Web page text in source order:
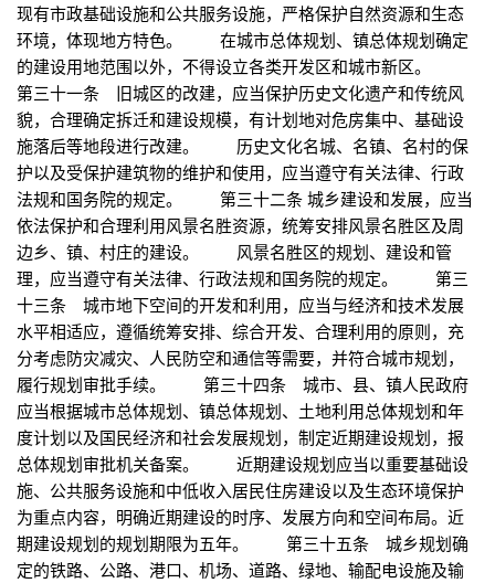
现有市政基础设施和公共服务设施，严格保护自然资源和生态
环境，体现地方特色。 在城市总体规划、镇总体规划确定
的建设用地范围以外，不得设立各类开发区和城市新区。
第三十一条 旧城区的改建，应当保护历史文化遗产和传统风
貌，合理确定拆迁和建设规模，有计划地对危房集中、基础设
施落后等地段进行改建。 历史文化名城、名镇、名村的保
护以及受保护建筑物的维护和使用，应当遵守有关法律、行政
法规和国务院的规定。 第三十二条 城乡建设和发展，应当
依法保护和合理利用风景名胜资源，统筹安排风景名胜区及周
边乡、镇、村庄的建设。 风景名胜区的规划、建设和管
理，应当遵守有关法律、行政法规和国务院的规定。 第三
十三条 城市地下空间的开发和利用，应当与经济和技术发展
水平相适应，遵循统筹安排、综合开发、合理利用的原则，充
分考虑防灾减灾、人民防空和通信等需要，并符合城市规划，
履行规划审批手续。 第三十四条 城市、县、镇人民政府
应当根据城市总体规划、镇总体规划、土地利用总体规划和年
度计划以及国民经济和社会发展规划，制定近期建设规划，报
总体规划审批机关备案。 近期建设规划应当以重要基础设
施、公共服务设施和中低收入居民住房建设以及生态环境保护
为重点内容，明确近期建设的时序、发展方向和空间布局。近
期建设规划的规划期限为五年。 第三十五条 城乡规划确
定的铁路、公路、港口、机场、道路、绿地、输配电设施及输